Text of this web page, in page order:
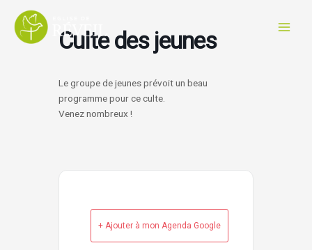
contenu
Culte des jeunes
Le groupe de jeunes prévoit un beau
programme pour ce culte.
Venez nombreux !
+ Ajouter à mon Agenda Google